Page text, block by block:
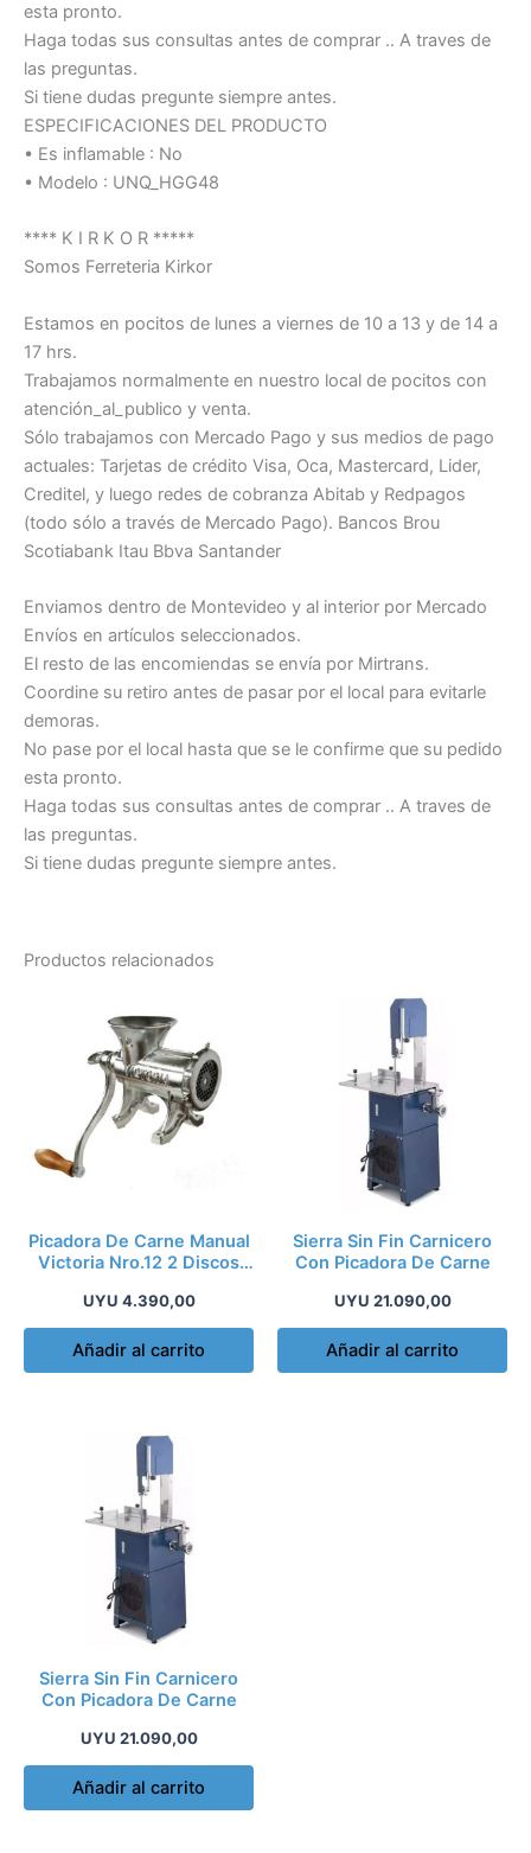
esta pronto.
Haga todas sus consultas antes de comprar .. A traves de
las preguntas.
Si tiene dudas pregunte siempre antes.
ESPECIFICACIONES DEL PRODUCTO
• Es inflamable : No
• Modelo : UNQ_HGG48
**** K I R K O R *****
Somos Ferreteria Kirkor
Estamos en pocitos de lunes a viernes de 10 a 13 y de 14 a
17 hrs.
Trabajamos normalmente en nuestro local de pocitos con
atención_al_publico y venta.
Sólo trabajamos con Mercado Pago y sus medios de pago
actuales: Tarjetas de crédito Visa, Oca, Mastercard, Lider,
Creditel, y luego redes de cobranza Abitab y Redpagos
(todo sólo a través de Mercado Pago). Bancos Brou
Scotiabank Itau Bbva Santander
Enviamos dentro de Montevideo y al interior por Mercado
Envíos en artículos seleccionados.
El resto de las encomiendas se envía por Mirtrans.
Coordine su retiro antes de pasar por el local para evitarle
demoras.
No pase por el local hasta que se le confirme que su pedido
esta pronto.
Haga todas sus consultas antes de comprar .. A traves de
las preguntas.
Si tiene dudas pregunte siempre antes.
Productos relacionados
Picadora De Carne Manual
Victoria Nro.12 2 Discos
UYU 4.390,00
Añadir al carrito
Sierra Sin Fin Carnicero
Con Picadora De Carne
UYU 21.090,00
Añadir al carrito
Sierra Sin Fin Carnicero
Con Picadora De Carne
UYU 21.090,00
Añadir al carrito